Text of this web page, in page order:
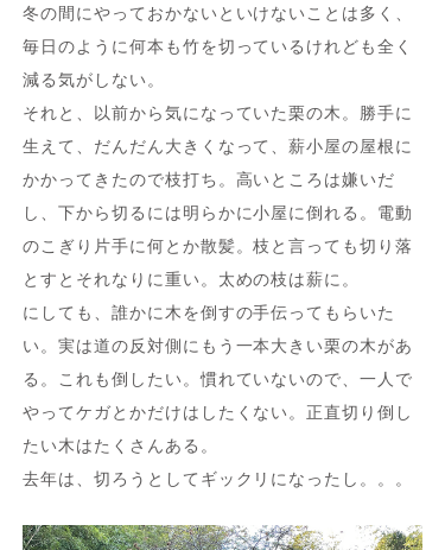
冬の間にやっておかないといけないことは多く、
毎日のように何本も竹を切っているけれども全く
減る気がしない。
それと、以前から気になっていた栗の木。勝手に
生えて、だんだん大きくなって、薪小屋の屋根に
かかってきたので枝打ち。高いところは嫌いだ
し、下から切るには明らかに小屋に倒れる。電動
のこぎり片手に何とか散髪。枝と言っても切り落
とすとそれなりに重い。太めの枝は薪に。
にしても、誰かに木を倒すの手伝ってもらいた
い。実は道の反対側にもう一本大きい栗の木があ
る。これも倒したい。慣れていないので、一人で
やってケガとかだけはしたくない。正直切り倒し
たい木はたくさんある。
去年は、切ろうとしてギックリになったし。。。